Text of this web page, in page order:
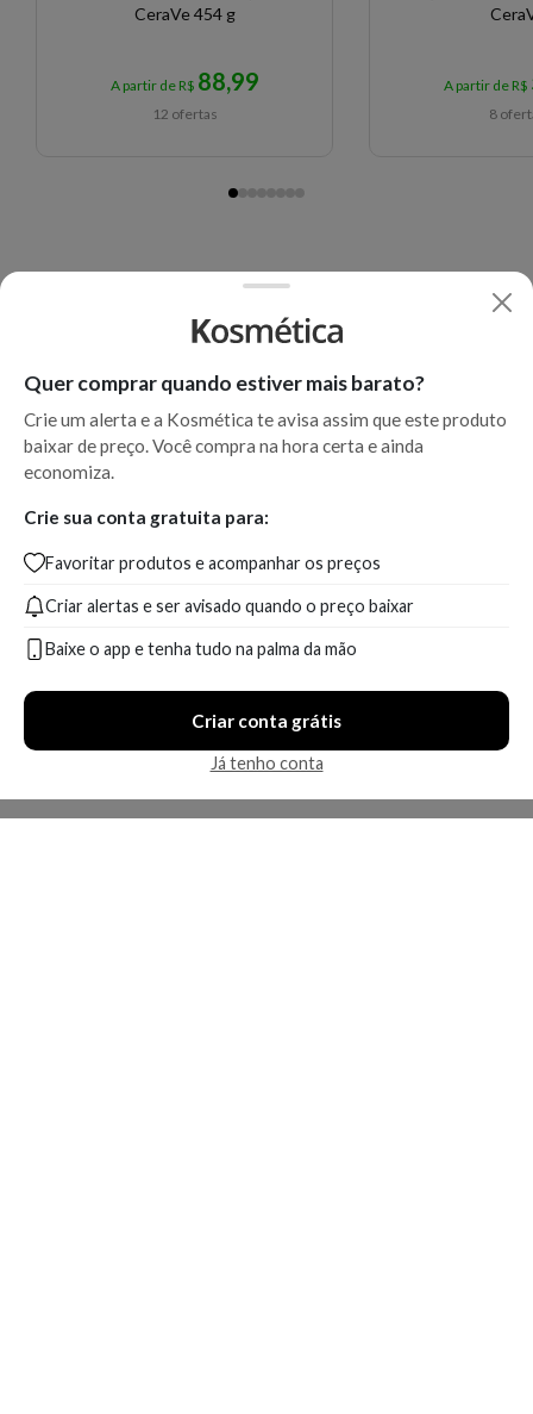
CeraVe 454 g
A partir de R$ 88,99
12 ofertas
A partir de R$
8
Quer comprar quando estiver mais barato?
Crie um alerta e a Kosmética te avisa assim que este produto
baixar de preço. Você compra na hora certa e ainda
economiza.
Crie sua conta gratuita para:
Favoritar produtos e acompanhar os preços
Criar alertas e ser avisado quando o preço baixar
Baixe o app e tenha tudo na palma da mão
Criar conta grátis
Já tenho conta